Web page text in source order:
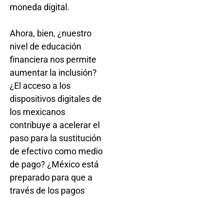
moneda digital.
Ahora, bien, ¿nuestro
nivel de educación
financiera nos permite
aumentar la inclusión?
¿El acceso a los
dispositivos digitales de
los mexicanos
contribuye a acelerar el
paso para la sustitución
de efectivo como medio
de pago? ¿México está
preparado para que a
través de los pagos